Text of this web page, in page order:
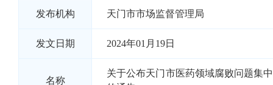
发布机构 天门市市场监督管理局
发文日期 2024年01月19日
名称
关于公布天门市医药领域腐败问题集